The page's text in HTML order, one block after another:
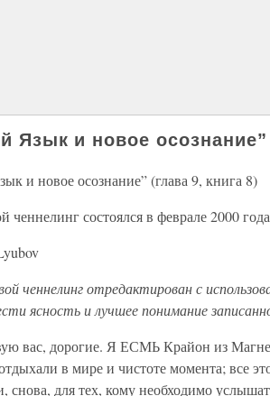
Язык и новое
и новое осознание” (глава 9, книга 8)
ченнелинг состоялся в феврале 2000
ченнелинг отредактирован с
ясность и лучшее понимание
вас, дорогие. Я ЕСМЬ Крайон из
в мире и чистоте момента; все
снова, для тех, кому необходимо